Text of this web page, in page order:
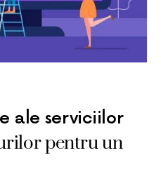
ale serviciilor
pentru un